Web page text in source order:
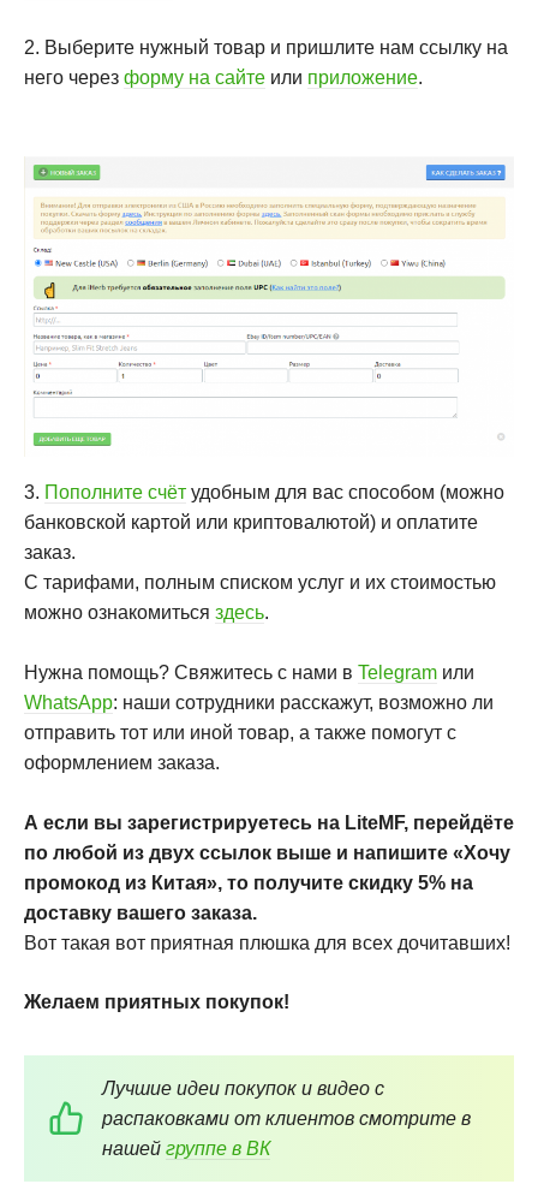
2. Выберите нужный товар и пришлите нам ссылку на
него через форму на сайте или приложение.
3. Пополните счёт удобным для вас способом (можно
банковской картой или криптовалютой) и оплатите
заказ.
С тарифами, полным списком услуг и их стоимостью
можно ознакомиться здесь.
Нужна помощь? Свяжитесь с нами в Telegram или
WhatsApp: наши сотрудники расскажут, возможно ли
отправить тот или иной товар, а также помогут с
оформлением заказа.
А если вы зарегистрируетесь на LiteMF, перейдёте
по любой из двух ссылок выше и напишите «Хочу
промокод из Китая», то получите скидку 5% на
доставку вашего заказа.
Вот такая вот приятная плюшка для всех дочитавших!
Желаем приятных покупок!
Лучшие идеи покупок и видео с
распаковками от клиентов смотрите в
нашей группе в ВК